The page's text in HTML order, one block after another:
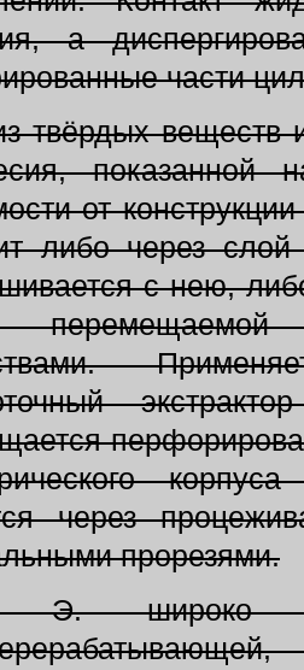
а
части
веществ
показанной
от
либо через
с нею,
корпуса
через
прорезями.